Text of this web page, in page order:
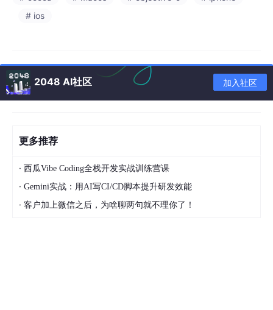
下载方式
通过小源签 | iOS签名工具下载安装 内置软件源
# ios
2048 AI社区 加入社区
更多推荐
· 西瓜Vibe Coding全栈开发实战训练营课
· Gemini实战：用AI写CI/CD脚本提升研发效能
· 客户加上微信之后，为啥聊两句就不理你了！